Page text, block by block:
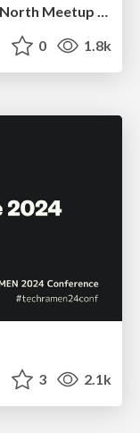
最近読んで良かった本 / Yokohama North Meetup #10
0 1.8k
3 2.1k